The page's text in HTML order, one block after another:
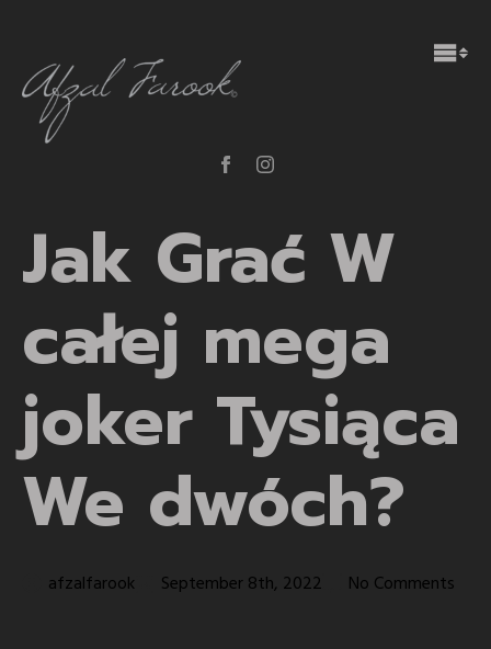
Jak Grać W
całej mega
joker Tysiąca
We dwóch?
afzalfarook September 8th, 2022 No Comments